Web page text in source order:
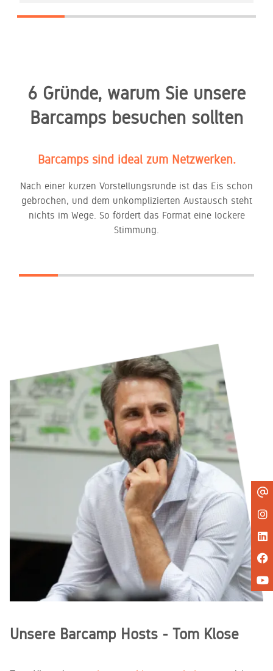
6 Gründe, warum Sie unsere
Barcamps besuchen sollten
Barcamps sind ideal zum Netzwerken.
Nach einer kurzen Vorstellungsrunde ist das Eis schon
gebrochen, und dem unkomplizierten Austausch steht
nichts im Wege. So fördert das Format eine lockere
Stimmung.
Unsere Barcamp Hosts - Tom Klose